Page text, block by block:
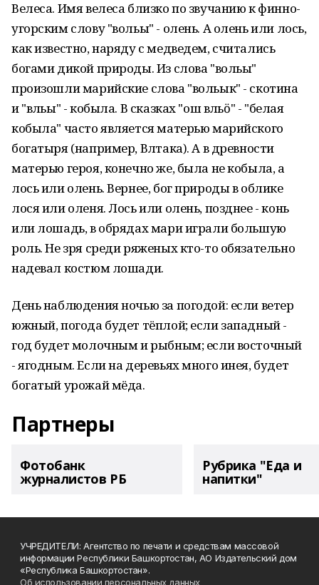
Велеса. Имя велеса близко по звучанию к финно-
угорским слову "вольы" - олень. А олень или лось,
как известно, наряду с медведем, считались
богами дикой природы. Из слова "вольы"
произошли марийские слова "вольык" - скотина
и "вӱльы" - кобыла. В сказках "ош вӱльӧ" - "белая
кобыла" часто является матерью марийского
богатыря (например, Вӱлтака). А в древности
матерью героя, конечно же, была не кобыла, а
лось или олень. Вернее, бог природы в облике
лося или оленя. Лось или олень, позднее - конь
или лошадь, в обрядах мари играли большую
роль. Не зря среди ряженых кто-то обязательно
надевал костюм лошади.
День наблюдения ночью за погодой: если ветер
южный, погода будет тёплой; если западный -
год будет молочным и рыбным; если восточный
- ягодным. Если на деревьях много инея, будет
богатый урожай мёда.
Партнеры
Фотобанк
журналистов РБ
Рубрика "Еда и
напитки"
УЧРЕДИТЕЛИ: Агентство по печати и средствам массовой
информации Республики Башкортостан, АО Издательский дом
«Республика Башкортостан».
Об использовании персональных данных